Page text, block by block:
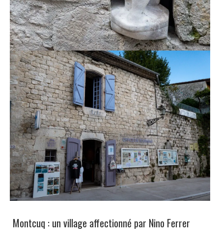
Montcuq : un village affectionné par Nino Ferrer